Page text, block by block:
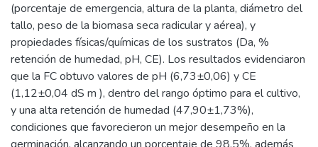
(porcentaje de emergencia, altura de la planta, diámetro del
tallo, peso de la biomasa seca radicular y aérea), y
propiedades físicas/químicas de los sustratos (Da, %
retención de humedad, pH, CE). Los resultados evidenciaron
que la FC obtuvo valores de pH (6,73±0,06) y CE
(1,12±0,04 dS m ), dentro del rango óptimo para el cultivo,
y una alta retención de humedad (47,90±1,73%),
condiciones que favorecieron un mejor desempeño en la